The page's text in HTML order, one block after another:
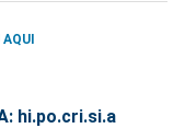
hi.po.cri.si.a